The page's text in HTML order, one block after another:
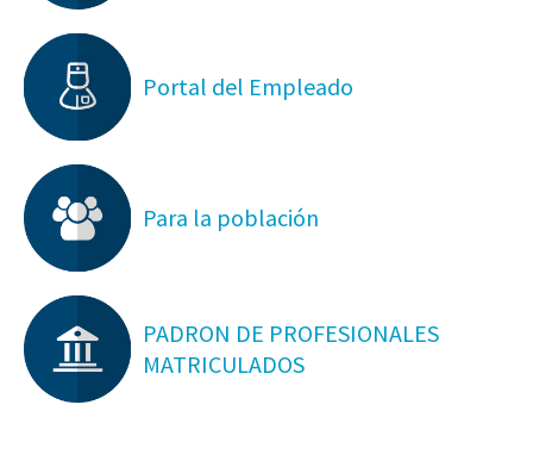
Portal del Empleado
Para la población
PADRON DE PROFESIONALES
MATRICULADOS